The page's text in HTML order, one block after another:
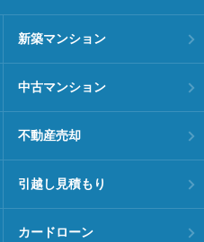
新築マンション
中古マンション
不動産売却
引越し見積もり
カードローン